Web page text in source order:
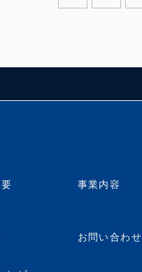
事業内容
お問い合わせ